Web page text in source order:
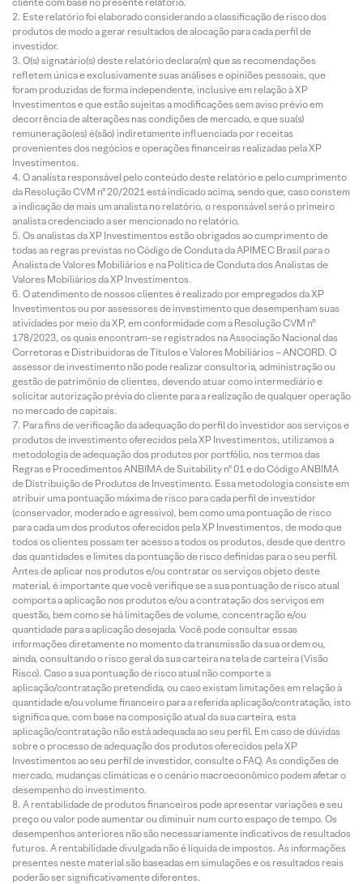
Este relatório foi elaborado considerando a classificação de risco dos
produtos de modo a gerar resultados de alocação para cada perfil de
investidor.
O(s) signatário(s) deste relatório declara(m) que as recomendações
refletem única e exclusivamente suas análises e opiniões pessoais, que
foram produzidas de forma independente, inclusive em relação à XP
Investimentos e que estão sujeitas a modificações sem aviso prévio em
decorrência de alterações nas condições de mercado, e que sua(s)
remuneração(es) é(são) indiretamente influenciada por receitas
provenientes dos negócios e operações financeiras realizadas pela XP
Investimentos.
O analista responsável pelo conteúdo deste relatório e pelo cumprimento
da Resolução CVM nº 20/2021 está indicado acima, sendo que, caso constem
a indicação de mais um analista no relatório, o responsável será o primeiro
analista credenciado a ser mencionado no relatório.
Os analistas da XP Investimentos estão obrigados ao cumprimento de
todas as regras previstas no Código de Conduta da APIMEC Brasil para o
Analista de Valores Mobiliários e na Política de Conduta dos Analistas de
Valores Mobiliários da XP Investimentos.
O atendimento de nossos clientes é realizado por empregados da XP
Investimentos ou por assessores de investimento que desempenham suas
atividades por meio da XP, em conformidade com a Resolução CVM nº
178/2023, os quais encontram-se registrados na Associação Nacional das
Corretoras e Distribuidoras de Títulos e Valores Mobiliários – ANCORD. O
assessor de investimento não pode realizar consultoria, administração ou
gestão de patrimônio de clientes, devendo atuar como intermediário e
solicitar autorização prévia do cliente para a realização de qualquer operação
no mercado de capitais.
Para fins de verificação da adequação do perfil do investidor aos serviços e
produtos de investimento oferecidos pela XP Investimentos, utilizamos a
metodologia de adequação dos produtos por portfólio, nos termos das
Regras e Procedimentos ANBIMA de Suitability nº 01 e do Código ANBIMA
de Distribuição de Produtos de Investimento. Essa metodologia consiste em
atribuir uma pontuação máxima de risco para cada perfil de investidor
(conservador, moderado e agressivo), bem como uma pontuação de risco
para cada um dos produtos oferecidos pela XP Investimentos, de modo que
todos os clientes possam ter acesso a todos os produtos, desde que dentro
das quantidades e limites da pontuação de risco definidas para o seu perfil.
Antes de aplicar nos produtos e/ou contratar os serviços objeto deste
material, é importante que você verifique se a sua pontuação de risco atual
comporta a aplicação nos produtos e/ou a contratação dos serviços em
questão, bem como se há limitações de volume, concentração e/ou
quantidade para a aplicação desejada. Você pode consultar essas
informações diretamente no momento da transmissão da sua ordem ou,
ainda, consultando o risco geral da sua carteira na tela de carteira (Visão
Risco). Caso a sua pontuação de risco atual não comporte a
aplicação/contratação pretendida, ou caso existam limitações em relação à
quantidade e/ou volume financeiro para a referida aplicação/contratação, isto
significa que, com base na composição atual da sua carteira, esta
aplicação/contratação não está adequada ao seu perfil. Em caso de dúvidas
sobre o processo de adequação dos produtos oferecidos pela XP
Investimentos ao seu perfil de investidor, consulte o FAQ. As condições de
mercado, mudanças climáticas e o cenário macroeconômico podem afetar o
desempenho do investimento.
A rentabilidade de produtos financeiros pode apresentar variações e seu
preço ou valor pode aumentar ou diminuir num curto espaço de tempo. Os
desempenhos anteriores não são necessariamente indicativos de resultados
futuros. A rentabilidade divulgada não é líquida de impostos. As informações
presentes neste material são baseadas em simulações e os resultados reais
poderão ser significativamente diferentes.